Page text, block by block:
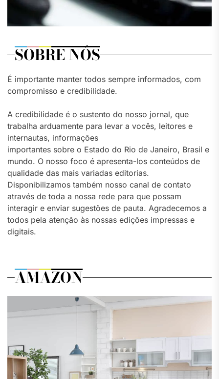
SOBRE NÓS
É importante manter todos sempre informados, com
compromisso e credibilidade.
A credibilidade é o sustento do nosso jornal, que
trabalha arduamente para levar a vocês, leitores e
internautas, informações
importantes sobre o Estado do Rio de Janeiro, Brasil e
mundo. O nosso foco é apresenta-los conteúdos de
qualidade das mais variadas editorias.
Disponibilizamos também nosso canal de contato
através de toda a nossa rede para que possam
interagir e enviar sugestões de pauta. Agradecemos a
todos pela atenção às nossas edições impressas e
digitais.
AMAZON